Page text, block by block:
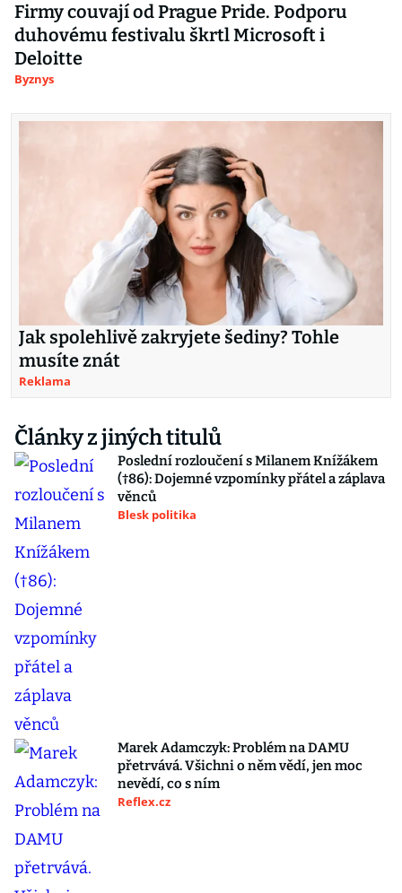
Firmy couvají od Prague Pride. Podporu
duhovému festivalu škrtl Microsoft i
Deloitte
Byznys
Jak spolehlivě zakryjete šediny? Tohle
musíte znát
Reklama
Články z jiných titulů
Poslední rozloučení s Milanem Knížákem
(†86): Dojemné vzpomínky přátel a záplava
věnců
Blesk politika
Marek Adamczyk: Problém na DAMU
přetrvává. Všichni o něm vědí, jen moc
nevědí, co s ním
Reflex.cz